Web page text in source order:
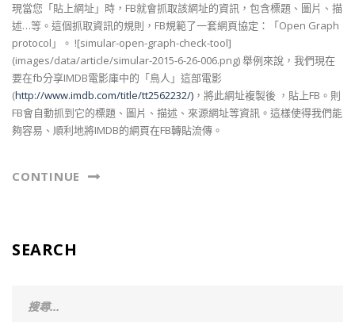
現當您「貼上網址」時，FB就會抓取該網址的資訊，包含標題、圖片、描
述…等。這個抓取資訊的規則，FB規範了一套網頁協定：「Open Graph
protocol」。 ![simular-open-graph-check-tool]
(images/data/article/simular-2015-6-26-006.png) 舉例來說，我們現在
要在fb分享IMDB電影庫中的「鳥人」這部電影
(http://www.imdb.com/title/tt2562232/) ，將此網址複製後 ，貼上FB。則
FB會自動抓到它的標題、圖片、描述、來源網址等資訊。這樣使得我們能
夠容易、順利地將IMDB的網頁在FB轉貼流傳。
CONTINUE
SEARCH